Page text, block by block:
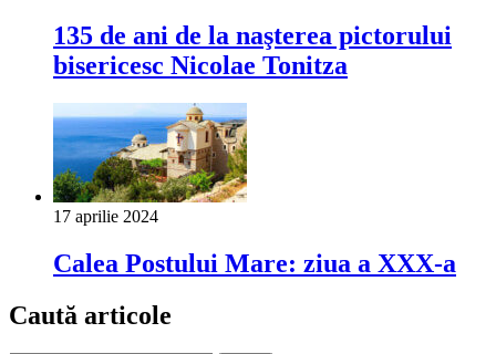
135 de ani de la naşterea pictorului
bisericesc Nicolae Tonitza
17 aprilie 2024
Calea Postului Mare: ziua a XXX-a
Caută articole